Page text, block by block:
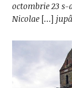
octombrie 23
Nicolae[…]